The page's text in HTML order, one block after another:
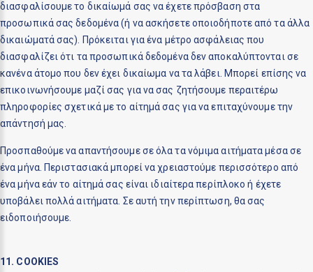
διασφαλίσουμε το δικαίωμά σας να έχετε πρόσβαση στα
προσωπικά σας δεδομένα (ή να ασκήσετε οποιοδήποτε από τα άλλα
δικαιώματά σας). Πρόκειται για ένα μέτρο ασφάλειας που
διασφαλίζει ότι τα προσωπικά δεδομένα δεν αποκαλύπτονται σε
κανένα άτομο που δεν έχει δικαίωμα να τα λάβει. Μπορεί επίσης να
επικοινωνήσουμε μαζί σας για να σας ζητήσουμε περαιτέρω
πληροφορίες σχετικά με το αίτημά σας για να επιταχύνουμε την
απάντησή μας.
Προσπαθούμε να απαντήσουμε σε όλα τα νόμιμα αιτήματα μέσα σε
ένα μήνα. Περιστασιακά μπορεί να χρειαστούμε περισσότερο από
ένα μήνα εάν το αίτημά σας είναι ιδιαίτερα περίπλοκο ή έχετε
υποβάλει πολλά αιτήματα. Σε αυτή την περίπτωση, θα σας
ειδοποιήσουμε.
11. COOKIES